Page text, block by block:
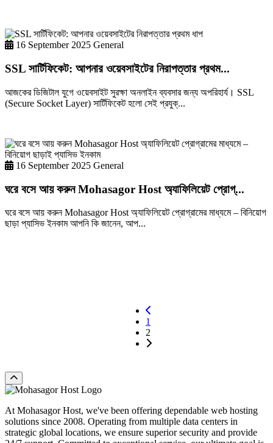
16 September 2025 General
SSL সার্টিফিকেট: আপনার ওয়েবসাইটের নিরাপত্তার প্রথম...
আজকের ডিজিটাল যুগে ওয়েবসাইট সুরক্ষা অনলাইন ব্যবসার জন্য অপরিহার্য। SSL
(Secure Socket Layer) সার্টিফিকেট হলো সেই প্রযুক্...
16 September 2025 General
ঘরে বসে আয় করুন Mohasagor Host অ্যাফিলিয়েট প্রোগ্...
ঘরে বসে আয় করুন Mohasagor Host অ্যাফিলিয়েট প্রোগ্রামের মাধ্যমে – বিনিয়োগ
ছাড়া প্যাসিভ ইনকাম আপনি কি জানেন, আপ...
1
2
At Mohasagor Host, we've been offering dependable web hosting
solutions since 2008. Operating from multiple data centers in
strategic global locations, we ensure superior security and provide